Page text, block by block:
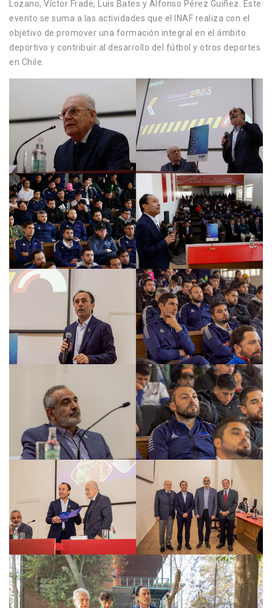
Lozano, Víctor Frade, Luis Bates y Alfonso Pérez Guiñez. Este
evento se suma a las actividades que el INAF realiza con el
objetivo de promover una formación integral en el ámbito
deportivo y contribuir al desarrollo del fútbol y otros deportes
en Chile.